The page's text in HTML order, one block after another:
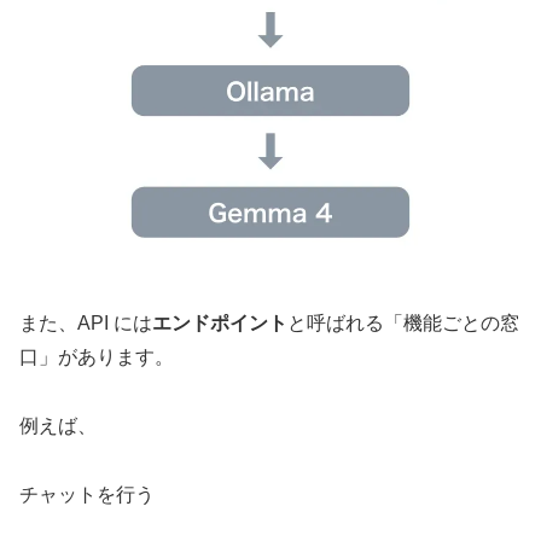
また、API にはエンドポイント と呼ばれる「機能ごとの窓
口」があります。
例えば、
チャットを行う